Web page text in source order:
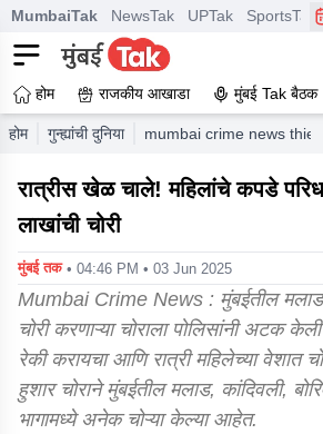
MumbaiTak NewsTak UPTak SportsTak
होम राजकीय आखाडा मुंबई Tak बैठक
होम गुन्ह्यांची दुनिया mumbai crime news
रात्रीस खेळ चाले! महिलांचे कपडे
लाखांची चोरी
मुंबई तक • 04:46 PM • 03 Jun 2025
Mumbai Crime News : मुंबईतील
चोरी करणाऱ्या चोराला पोलिसांनी अटक
रेकी करायचा आणि रात्री महिलेच्या वेशात
हुशार चोराने मुंबईतील मलाड, कांदिवली,
भागामध्ये अनेक चोऱ्या केल्या आहेत.